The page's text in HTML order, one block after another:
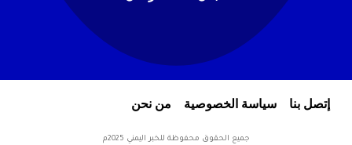
إتصل بنا سياسة الخصوصية من نحن
جميع الحقوق محفوظة للخبر اليمني 2025م